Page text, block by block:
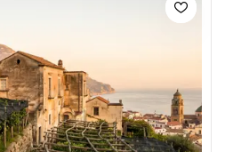
Meer gleiten, während
lebendiger Farben
und romantische
ob Sie eine ruhige Auszeit
Abenteuer erleben
bietet eine außergewöhnliche
Regionen
luxuriösen Komfort sowie